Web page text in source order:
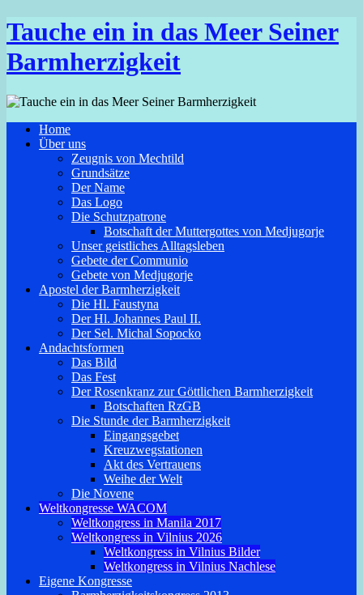
Tauche ein in das Meer Seiner
Barmherzigkeit
Home
Über uns
Zeugnis von Mechtild
Grundsätze
Der Name
Das Logo
Die Schutzpatrone
Botschaft der Muttergottes von Medjugorje
Unser geistliches Alltagsleben
Gebete der Communio
Gebete von Medjugorje
Apostel der Barmherzigkeit
Die Hl. Faustyna
Der Hl. Johannes Paul II.
Der Sel. Michal Sopocko
Andachtsformen
Das Bild
Das Fest
Der Rosenkranz zur Göttlichen Barmherzigkeit
Botschaften RzGB
Die Stunde der Barmherzigkeit
Eingangsgebet
Kreuzwegstationen
Akt des Vertrauens
Weihe der Welt
Die Novene
Weltkongresse WACOM
Weltkongress in Manila 2017
Weltkongress in Vilnius 2026
Weltkongress in Vilnius Bilder
Weltkongress in Vilnius Nachlese
Eigene Kongresse